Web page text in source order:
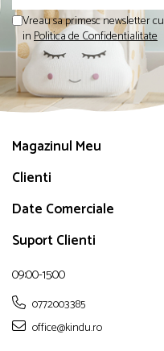
Vreau sa primesc newsletter
inPolitica de Confidentialitate
Magazinul Meu
Clienti
Date Comerciale
Suport Clienti
09:00-15:00
0772003385
office@kindu.ro